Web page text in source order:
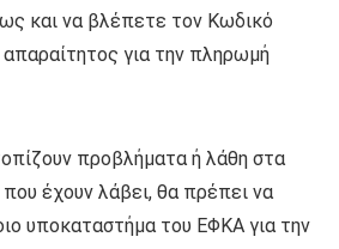
και να βλέπετε τον Κωδικό
για την πληρωμή
προβλήματα ή λάθη στα
έχουν λάβει, θα πρέπει να
υποκαταστήμα του ΕΦΚΑ για την